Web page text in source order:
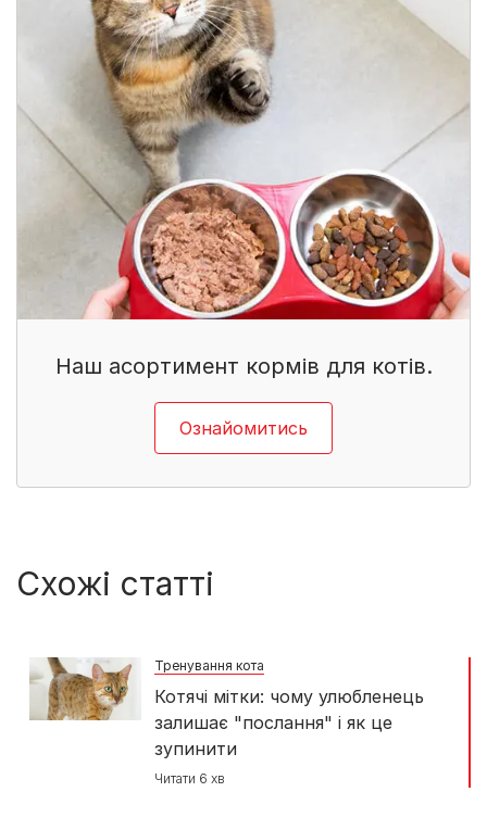
Наш асортимент кормів для котів.
Ознайомитись
Схожі статті
Тренування кота
Котячі мітки: чому улюбленець
залишає "послання" і як це
зупинити
Читати 6 хв